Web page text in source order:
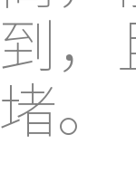
到
堵。